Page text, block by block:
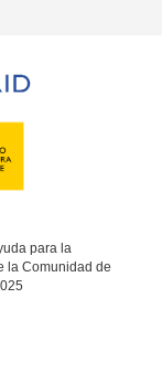
para la
la Comunidad de